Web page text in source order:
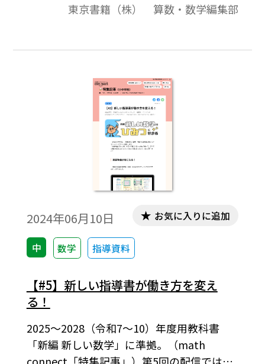
算数・数学フォト」が、本になりまし
て、算数や数学を見つけに行こう！」とい
じみのキャラクター、「ますりん」（算
数）と「ルーロー」（数学）が、子どもた
ちの目の前に現れ、全国各地にある「算
数・数学スポット」にワープし、いろいろ
な物事を数学的に考えてみる内容です。
東京書籍（株） 算数・数学編集部
2024年06月10日
中 数学 指導資料
お気に入りに追加
【#5】新しい指導書が働き方を変え
る！
2025～2028（令和7～10）年度用教科書
「新編 新しい数学」に準拠。（math